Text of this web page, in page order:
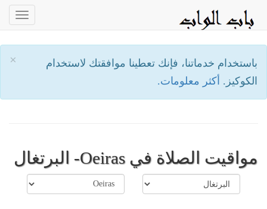
×
باستخدام خدماتنا، فإنك تعطينا موافقتك لاستخدام
الكوكيز. أكثر معلومات.
مواقيت الصلاة في Oeiras- البرتغال